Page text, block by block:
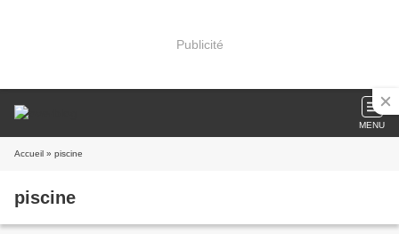
Publicité
MENU
Accueil » piscine
piscine